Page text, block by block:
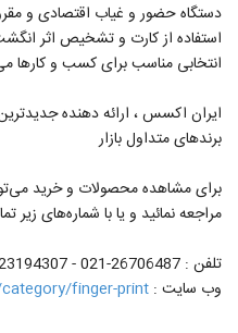
استفاده از کارت و تشخیص اثر
انتخابی مناسب برای کسب و کارها
ایران اکسس ، ارائه دهنده
برندهای متداول بازار
برای مشاهده محصولات و خرید
مراجعه نمائید و یا با شماره‌های زیر
تلفن : 26706487-021 - 09223194307
وب سایت : finger-print/